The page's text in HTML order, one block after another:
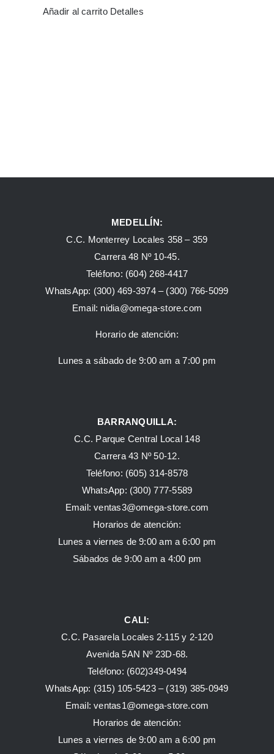
Añadir al carrito Detalles
MEDELLÍN:
C.C. Monterrey Locales 358 – 359
Carrera 48 Nº 10-45.
Teléfono: (604) 268-4417
WhatsApp: (300) 469-3974 – (300) 766-5099
Email: nidia@omega-store.com
Horario de atención:
Lunes a sábado de 9:00 am a 7:00 pm
BARRANQUILLA:
C.C. Parque Central Local 148
Carrera 43 Nº 50-12.
Teléfono: (605) 314-8578
WhatsApp: (300) 777-5589
Email: ventas3@omega-store.com
Horarios de atención:
Lunes a viernes de 9:00 am a 6:00 pm
Sábados de 9:00 am a 4:00 pm
CALI:
C.C. Pasarela Locales 2-115 y 2-120
Avenida 5AN Nº 23D-68.
Teléfono: (602)349-0494
WhatsApp: (315) 105-5423 – (319) 385-0949
Email:ventas1@omega-store.com
Horarios de atención:
Lunes a viernes de 9:00 am a 6:00 pm